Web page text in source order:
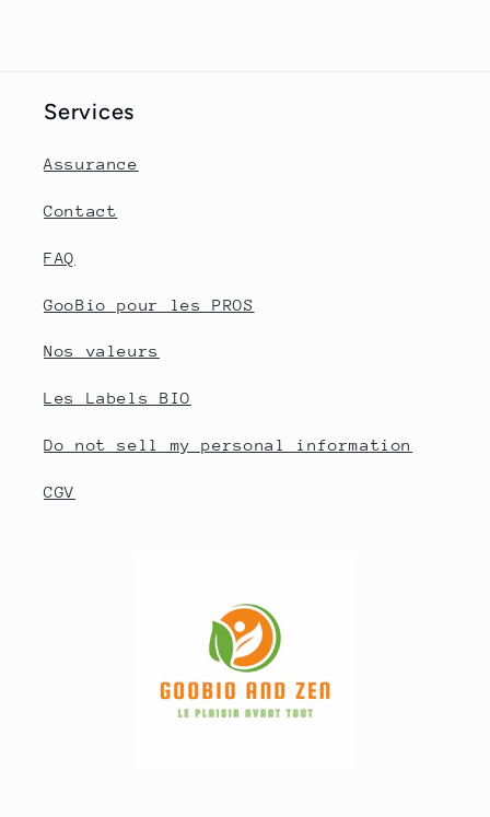
Services
Assurance
Contact
FAQ
GooBio pour les PROS
Nos valeurs
Les Labels BIO
Do not sell my personal information
CGV